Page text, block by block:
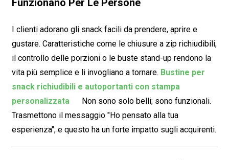
Funzionano Per Le Persone
I clienti adorano gli snack facili da prendere, aprire e
gustare. Caratteristiche come le chiusure a zip richiudibili,
il controllo delle porzioni o le buste stand-up rendono la
vita più semplice e li invogliano a tornare. Bustine per
snack richiudibili e autoportanti con stampa
personalizzata
Non sono solo belli; sono funzionali.
Trasmettono il messaggio "Ho pensato alla tua
esperienza", e questo ha un forte impatto sugli acquirenti.